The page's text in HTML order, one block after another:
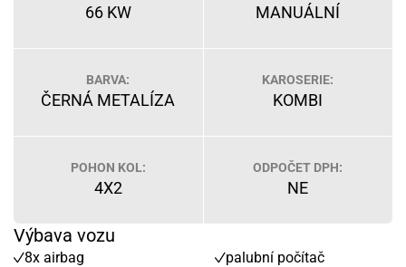
66 KW MANUÁLNÍ
BARVA:
ČERNÁ METALÍZA
KAROSERIE:
KOMBI
POHON KOL:
4X2
ODPOČET DPH:
NE
Výbava vozu
8x airbag
palubní počítač